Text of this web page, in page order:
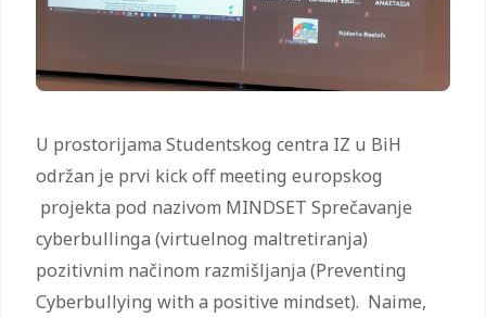
U prostorijama Studentskog centra IZ u BiH
održan je prvi kick off meeting europskog
projekta pod nazivom MINDSET Sprečavanje
cyberbullinga (virtuelnog maltretiranja)
pozitivnim načinom razmišljanja (Preventing
Cyberbullying with a positive mindset). Naime,